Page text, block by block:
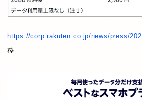
https://corp.rakuten.co.jp/news/press/
粋